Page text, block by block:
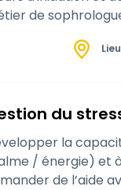
de
du
la
/ énergie) et
de l’aide